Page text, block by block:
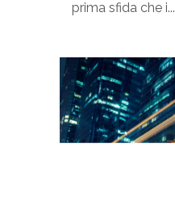
prima sfida che i...